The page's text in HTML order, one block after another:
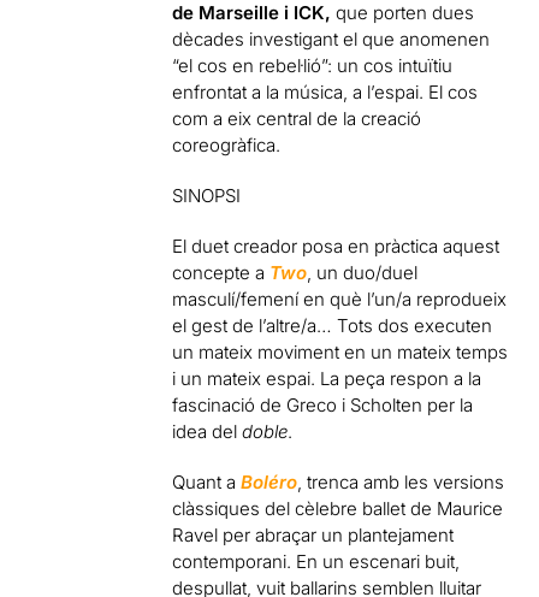
de Marseille i ICK,que porten dues
dècades investigant el que anomenen
“el cos en rebel·lió”: un cos intuïtiu
enfrontat a la música, a l’espai. El cos
com a eix central de la creació
coreogràfica.
SINOPSI
El duet creador posa en pràctica aquest
concepte a Two, un duo/duel
masculí/femení en què l’un/a reprodueix
el gest de l’altre/a… Tots dos executen
un mateix moviment en un mateix temps
i un mateix espai. La peça respon a la
fascinació de Greco i Scholten per la
idea deldoble.
Quant aBoléro, trenca amb les versions
clàssiques del cèlebre ballet de Maurice
Ravel per abraçar un plantejament
contemporani. En un escenari buit,
despullat, vuit ballarins semblen lluitar